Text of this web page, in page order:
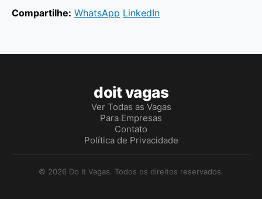
Compartilhe: WhatsApp LinkedIn
doit vagas
Ver Todas as Vagas
Para Empresas
Contato
Política de Privacidade
© 2026 Do It Vagas. Todos os direitos reservados.